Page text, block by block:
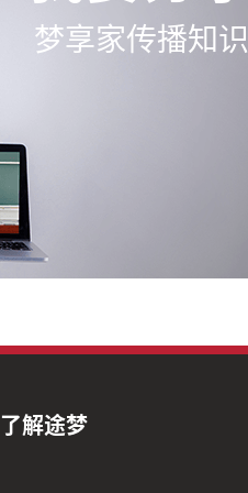
梦享家传播知识
了解途梦